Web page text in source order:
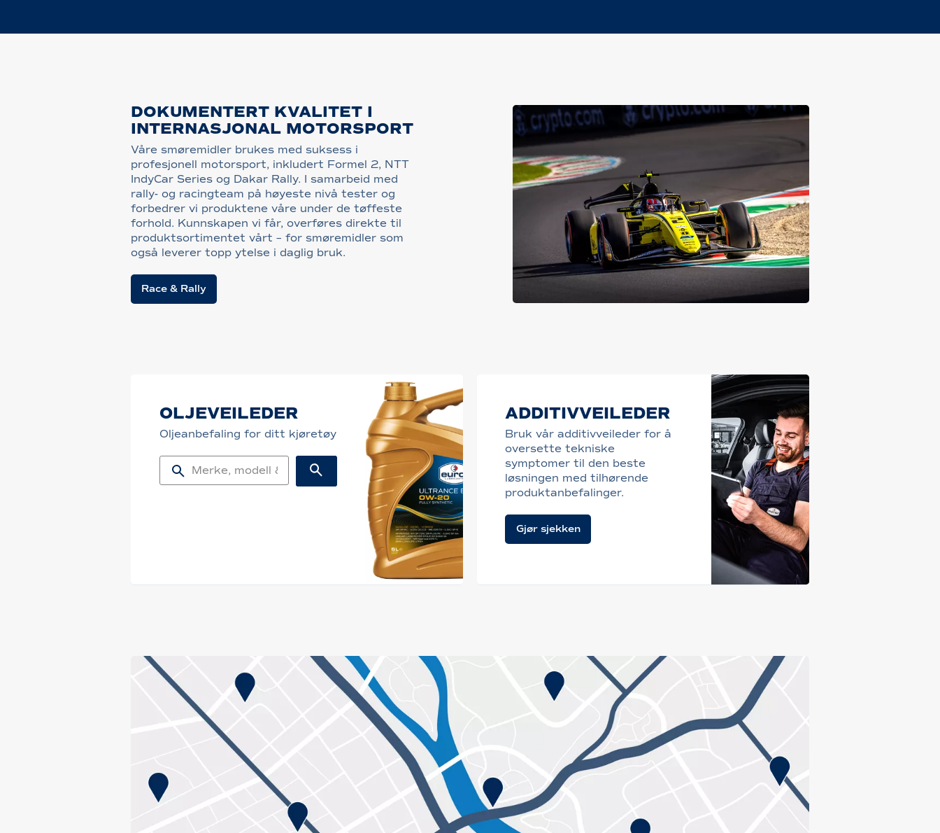
DOKUMENTERT KVALITET I
INTERNASJONAL MOTORSPORT
Våre smøremidler brukes med suksess i
profesjonell motorsport, inkludert Formel 2, NTT
IndyCar Series og Dakar Rally. I samarbeid med
rally- og racingteam på høyeste nivå tester og
forbedrer vi produktene våre under de tøffeste
forhold. Kunnskapen vi får, overføres direkte til
produktsortimentet vårt – for smøremidler som
også leverer topp ytelse i daglig bruk.
Race & Rally
OLJEVEILEDER
Oljeanbefaling for ditt kjøretøy
ADDITIVVEILEDER
Bruk vår additivveileder for å
oversette tekniske
symptomer til den beste
løsningen med tilhørende
produktanbefalinger.
Gjør sjekken